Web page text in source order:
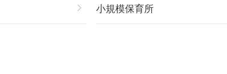
chevron_right 小規模保育所